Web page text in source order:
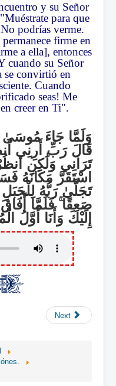
y su Señor
para que
podrías verme.
firme en
a ella], entonces
cuando su Señor
se convirtió en
Cuando
seas! Me
creer en Ti".
وَلَمَّا جَاءَ مُوسَىٰ
قَالَ رَبِّ أَرِنِي
تَرَانِي وَلَٰكِنِ
اسْتَقَرَّ مَكَانَهُ
تَجَلَّىٰ رَبُّهُ
صَعِقًاۚفَلَمَّا
إِلَيْكَ وَأَنَا أَوَّلُ
Next